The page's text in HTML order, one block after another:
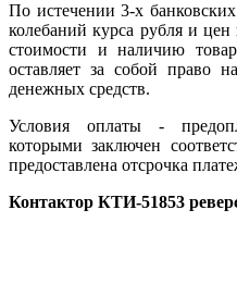
По истечении 3-х
колебаний курса рубля и
стоимости и наличию
оставляет за собой право
денежных средств.
Условия оплаты -
которыми заключен
предоставлена отсрочка
Контактор КТИ-51853